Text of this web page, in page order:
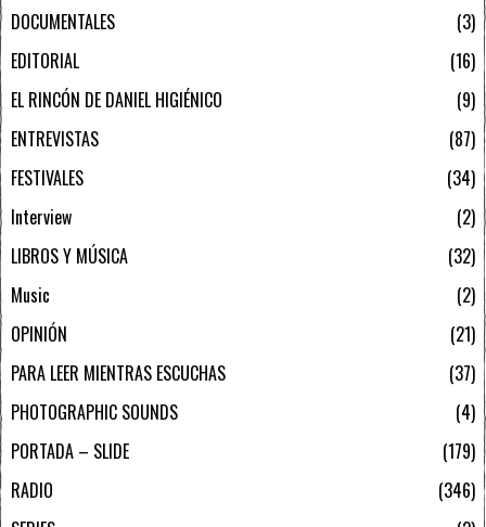
DOCUMENTALES
3
EDITORIAL
16
EL RINCÓN DE DANIEL HIGIÉNICO
9
ENTREVISTAS
87
FESTIVALES
34
Interview
2
LIBROS Y MÚSICA
32
Music
2
OPINIÓN
21
PARA LEER MIENTRAS ESCUCHAS
37
PHOTOGRAPHIC SOUNDS
4
PORTADA – SLIDE
179
RADIO
346